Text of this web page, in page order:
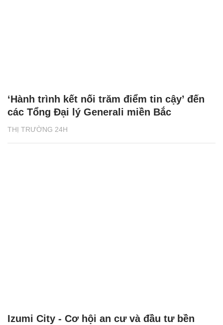
THỊ TRƯỜNG 24H
‘Hành trình kết nối trăm điểm tin cậy’ đến
các Tổng Đại lý Generali miền Bắc
Izumi City - Cơ hội an cư và đầu tư bền